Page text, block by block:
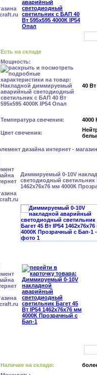
Есть на складе
Мощность:
40 Вт
Температура свечения: 4000
Цвет свечения:
Диммируемый 0-10V
светодиодный светильник
1462x76x76 мм 4000К
Наличие на складе: